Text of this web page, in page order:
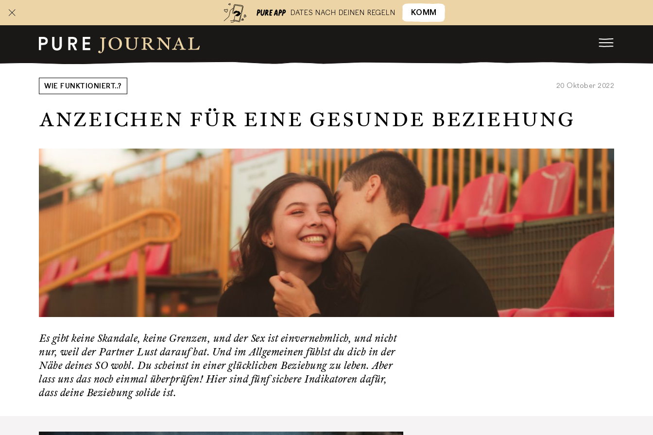
DATES NACH DEINEN REGELN KOMM
WIE FUNKTIONIERT..? 20 Oktober 2022
ANZEICHEN FÜR EINE GESUNDE BEZIEHUNG
Es gibt keine Skandale, keine Grenzen, und der Sex ist einvernehmlich, und nicht
nur, weil der Partner Lust darauf hat. Und im Allgemeinen fühlst du dich in der
Nähe deines SO wohl. Du scheinst in einer glücklichen Beziehung zu leben. Aber
lass uns das noch einmal überprüfen! Hier sind fünf sichere Indikatoren dafür,
dass deine Beziehung solide ist.